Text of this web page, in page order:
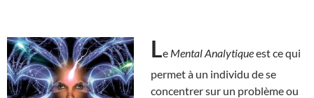
Le Mental Analytiqueest ce qui
permet à un individu de se
concentrer sur un problème ou